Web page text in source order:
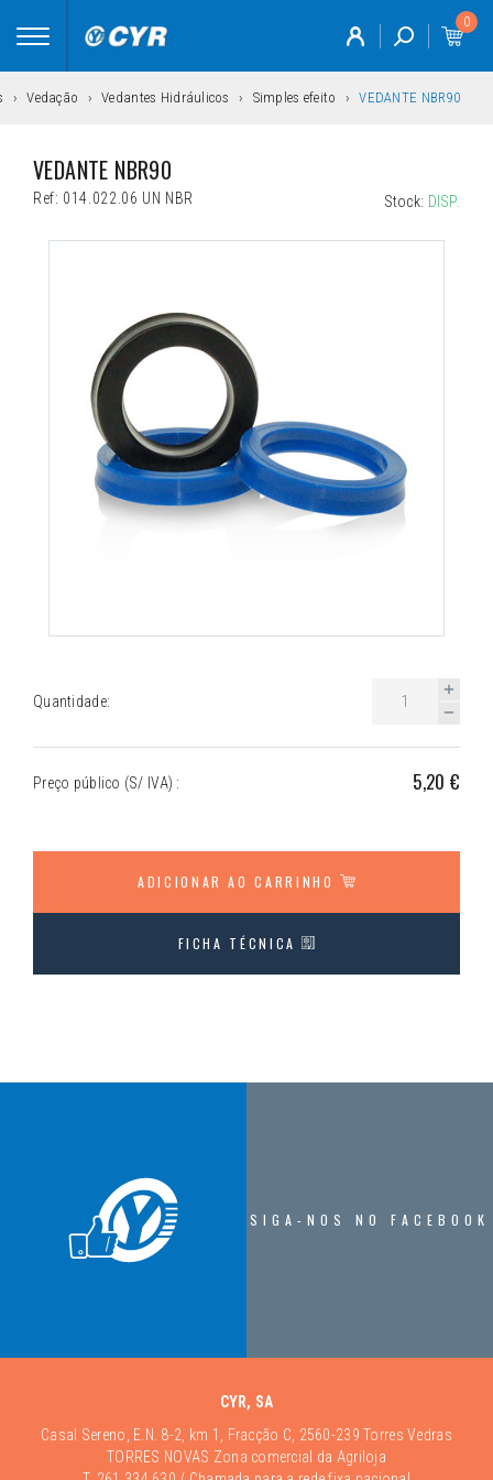
Toggle
0
Vedação Vedantes Hidráulicos Simples efeito VEDANTE NBR90
VEDANTE NBR90
Ref: 014.022.06 UN NBR Stock: DISP.
Quantidade:
Preço público (S/ IVA) : 5,20 €
ADICIONAR AO CARRINHO
FICHA TÉCNICA
SIGA-NOS NO FACEBOOK
CYR, SA
Casal Sereno, E.N. 8-2, km 1, Fracção C, 2560-239 Torres Vedras
TORRES NOVAS Zona comercial da Agriloja